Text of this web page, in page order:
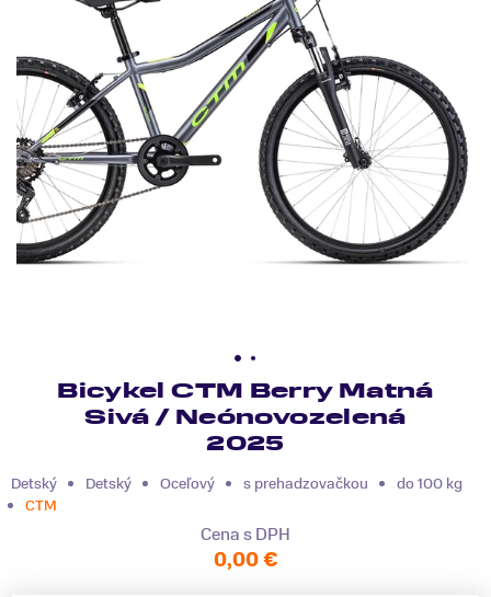
Bicykel CTM Berry Matná
Sivá / Neónovozelená
2025
Detský Detský Oceľový s prehadzovačkou
do 100 kg
CTM
Cena s DPH
0,00 €